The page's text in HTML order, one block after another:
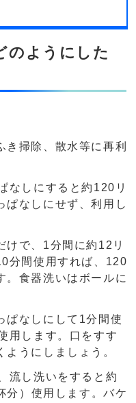
のようにした
き掃除、散水等に再利
なしにすると約120リ
ぱなしにせず、利用し
けで、1分間に約12リ
分間使用すれば、120
。食器洗いはボールに
ぱなしにして1分間使
用します。口をすす
ようにしましょう。
流し洗いをすると約
分）使用します。バケ